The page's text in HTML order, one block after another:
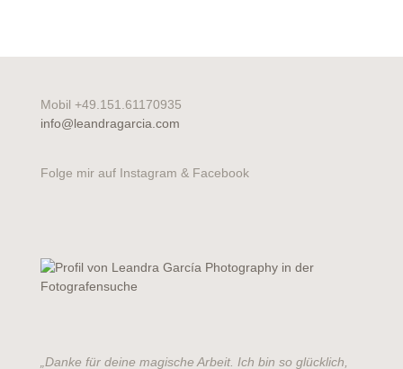
Mobil +49.151.61170935
info@leandragarcia.com
Folge mir auf Instagram & Facebook
„Danke für deine magische Arbeit. Ich bin so glücklich,